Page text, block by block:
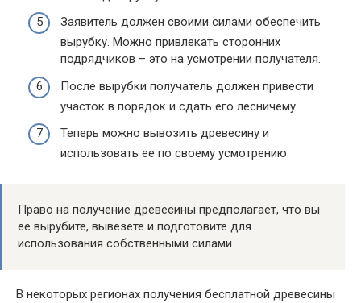
Заявитель должен своими силами обеспечить
вырубку. Можно привлекать сторонних
подрядчиков – это на усмотрении получателя.
После вырубки получатель должен привести
участок в порядок и сдать его лесничему.
Теперь можно вывозить древесину и
использовать ее по своему усмотрению.
Право на получение древесины предполагает, что вы
ее вырубите, вывезете и подготовите для
использования собственными силами.
В некоторых регионах получения бесплатной древесины